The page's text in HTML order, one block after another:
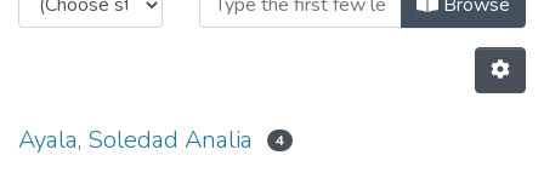
Ayala, Soledad Analia 4